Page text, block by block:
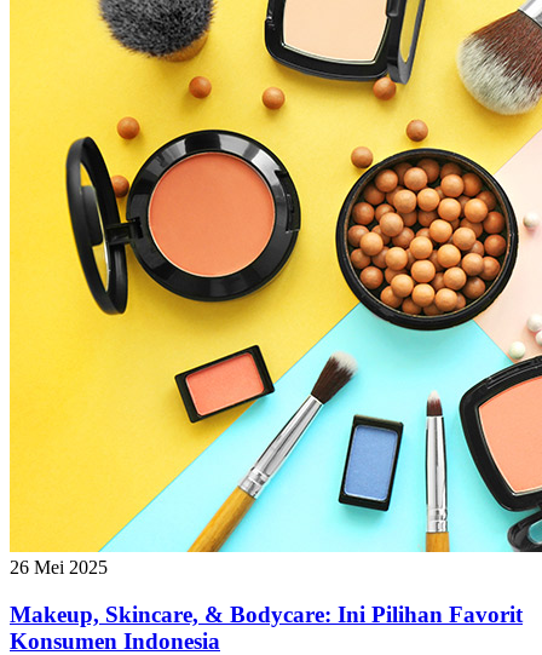
26 Mei 2025
Makeup, Skincare, & Bodycare: Ini Pilihan Favorit
Konsumen Indonesia